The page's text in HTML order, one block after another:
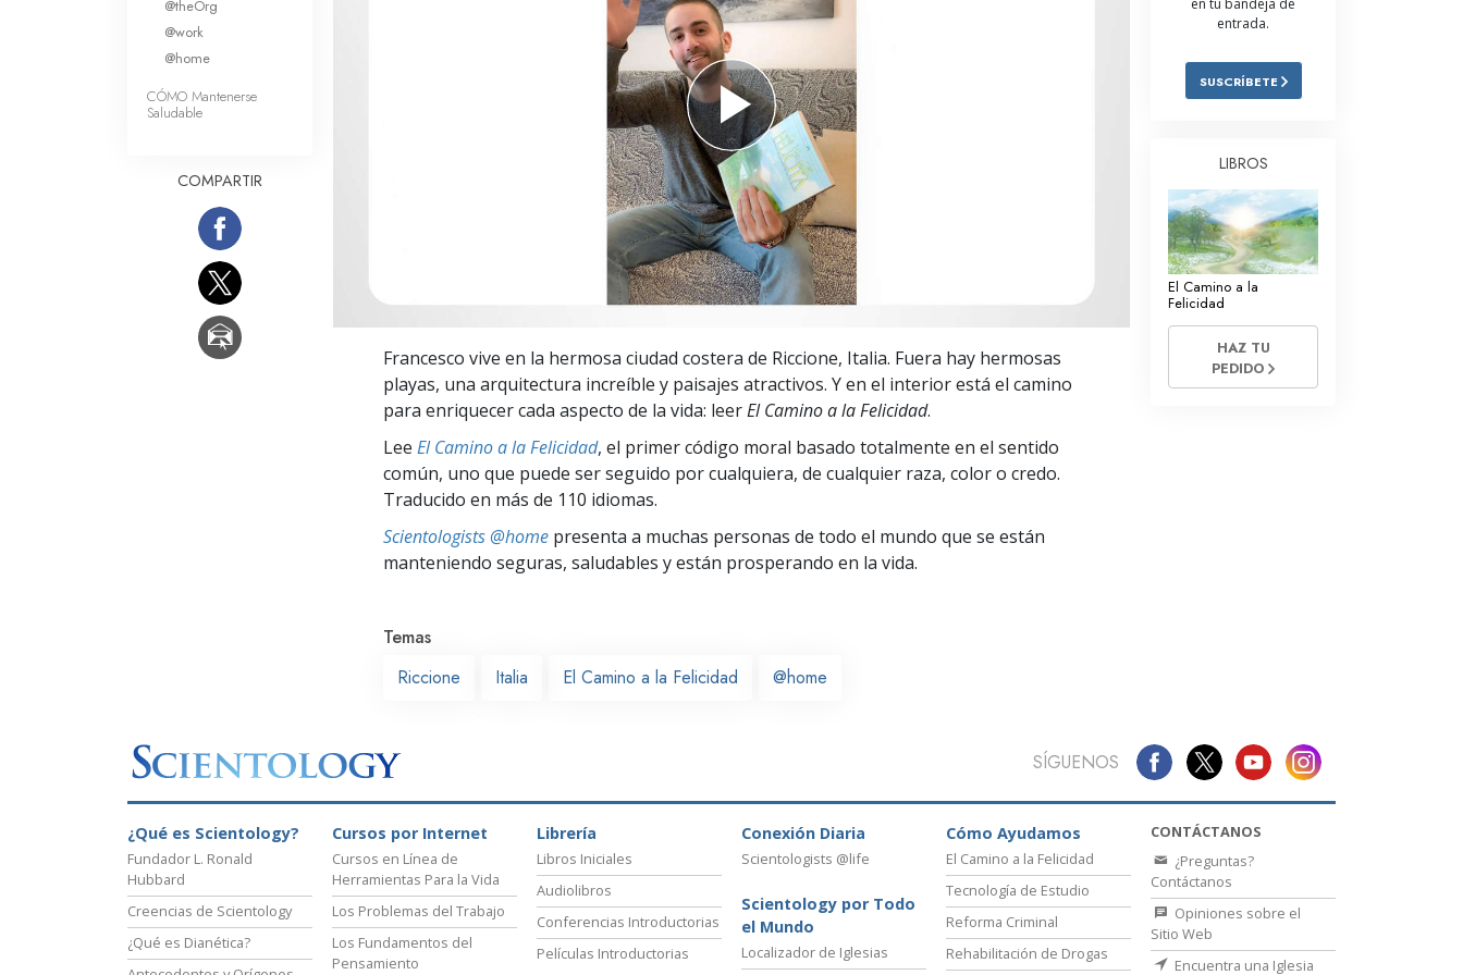
Respuestas a las Drogas
La Causa de la Supresión
Investigaciones
Los Fundamentos de la Organización
Los Fundamentos de las Relaciones
Francesco vive en la hermosa ciudad costera de Riccione, Italia. Fuera hay hermosas
playas, una arquitectura increíble y paisajes atractivos. Y en el interior está el camino
para enriquecer cada aspecto de la vida: leerEl Camino a la Felicidad.
Lee El Camino a la Felicidad, el primer código moral basado totalmente en el sentido
común, uno que puede ser seguido por cualquiera, de cualquier raza, color o credo.
Traducido en más de 110 idiomas.
Scientologists @home presenta a muchas personas de todo el mundo que se están
manteniendo seguras, saludables y están prosperando en la vida.
Temas
Riccione
Italia El Camino a la Felicidad @home
@theOrg
@work
@home
CÓMO Mantenerse
Saludable
COMPARTIR
en tu bandeja de
entrada.
SUSCRÍBETE
LIBROS
El Camino a la
Felicidad
HAZ TU
PEDIDO
SÍGUENOS
¿Qué es Scientology?
Fundador L. Ronald
Hubbard
Creencias de Scientology
¿Qué es Dianética?
Cursos por Internet
Cursos en Línea de
Herramientas Para la Vida
Los Problemas del Trabajo
Los Fundamentos del
Pensamiento
Librería
Libros Iniciales
Audiolibros
Conferencias Introductorias
Películas Introductorias
Conexión Diaria
Scientologists @life
Scientology por Todo
el Mundo
Localizador de Iglesias
Cómo Ayudamos
El Camino a la Felicidad
Tecnología de Estudio
Reforma Criminal
Rehabilitación de Drogas
CONTÁCTANOS
¿Preguntas?
Contáctanos
Opiniones sobre el
Sitio Web
Encuentra una Iglesia